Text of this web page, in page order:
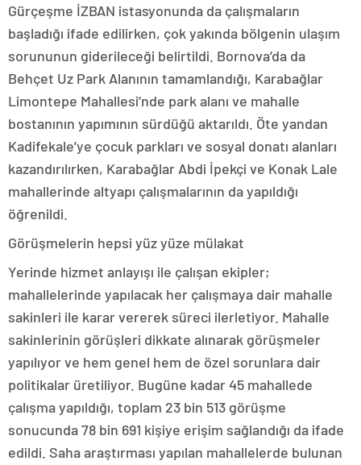
Gürçeşme İZBAN istasyonunda da çalışmaların
başladığı ifade edilirken, çok yakında bölgenin ulaşım
sorununun giderileceği belirtildi. Bornova’da da
Behçet Uz Park Alanının tamamlandığı, Karabağlar
Limontepe Mahallesi’nde park alanı ve mahalle
bostanının yapımının sürdüğü aktarıldı. Öte yandan
Kadifekale’ye çocuk parkları ve sosyal donatı alanları
kazandırılırken, Karabağlar Abdi İpekçi ve Konak Lale
mahallerinde altyapı çalışmalarının da yapıldığı
öğrenildi.
Görüşmelerin hepsi yüz yüze mülakat
Yerinde hizmet anlayışı ile çalışan ekipler;
mahallelerinde yapılacak her çalışmaya dair mahalle
sakinleri ile karar vererek süreci ilerletiyor. Mahalle
sakinlerinin görüşleri dikkate alınarak görüşmeler
yapılıyor ve hem genel hem de özel sorunlara dair
politikalar üretiliyor. Bugüne kadar 45 mahallede
çalışma yapıldığı, toplam 23 bin 513 görüşme
sonucunda 78 bin 691 kişiye erişim sağlandığı da ifade
edildi. Saha araştırması yapılan mahallelerde bulunan